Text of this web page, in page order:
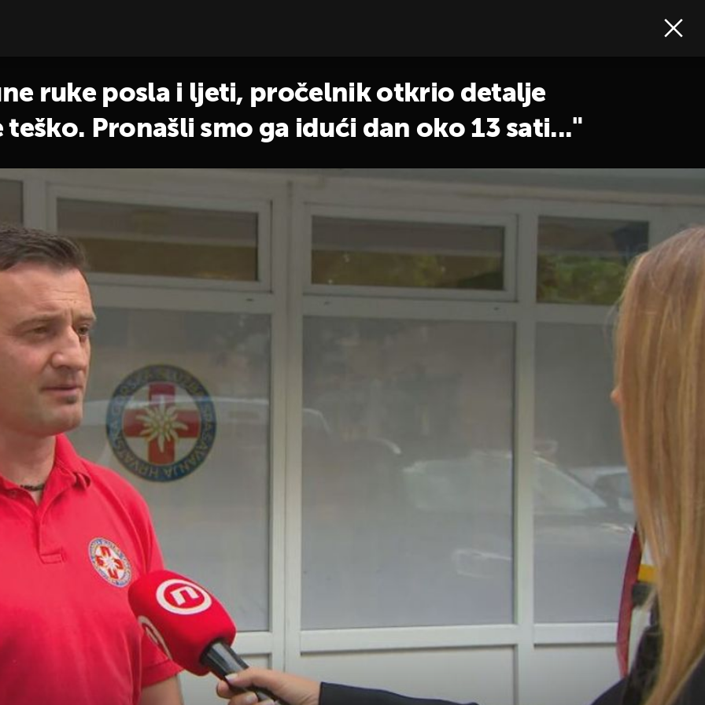
ruke posla i ljeti, pročelnik otkrio detalje
Pronašli smo ga idući dan oko 13 sati..."
koja
SPAŠENO 30 LJUDI
FOTO Detalji velike akcije spašavanja na Savi: "Sve
upućuje na jednu stvar"
+
ZAHTJEVAN PROTIVNIK
FOTO Mladi par zapeo na planini, morali ih spašavati:
"Dok je Hrvatska igrala svoju utakmicu, mi smo igrali